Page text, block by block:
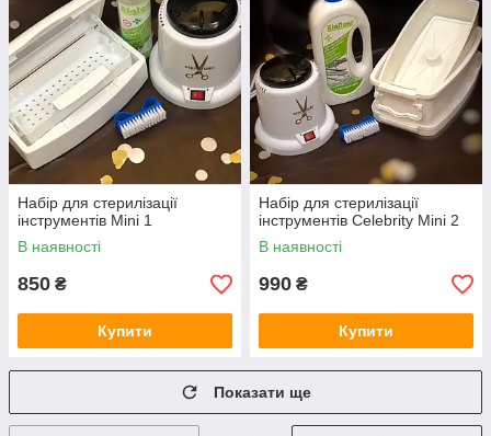
Набір для стерилізації
інструментів Mini 1
В наявності
850 ₴
Купити
Набір для стерилізації
інструментів Celebrity Mini 2
В наявності
990 ₴
Купити
Показати ще